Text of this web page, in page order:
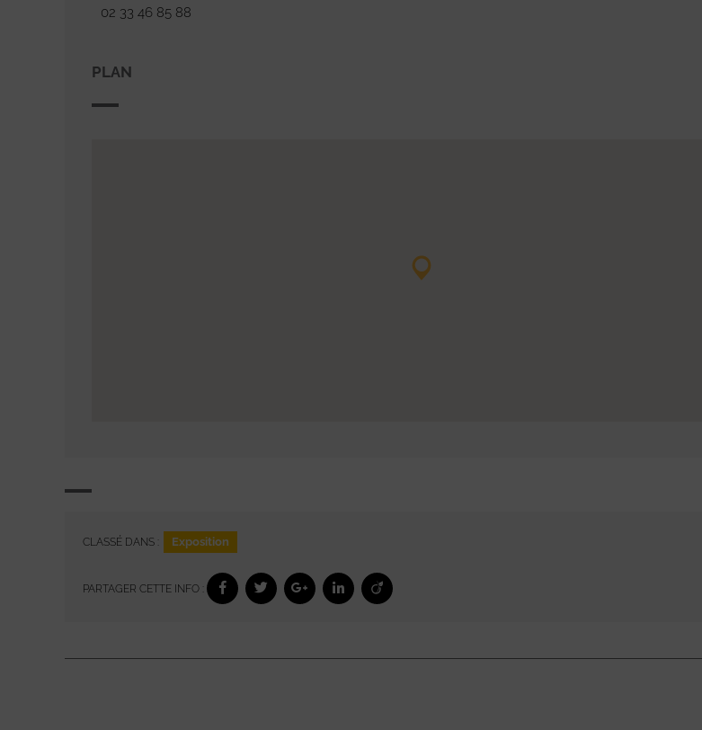
02 33 46 85 88
PLAN
CLASSÉ DANS : Exposition
PARTAGER CETTE INFO :